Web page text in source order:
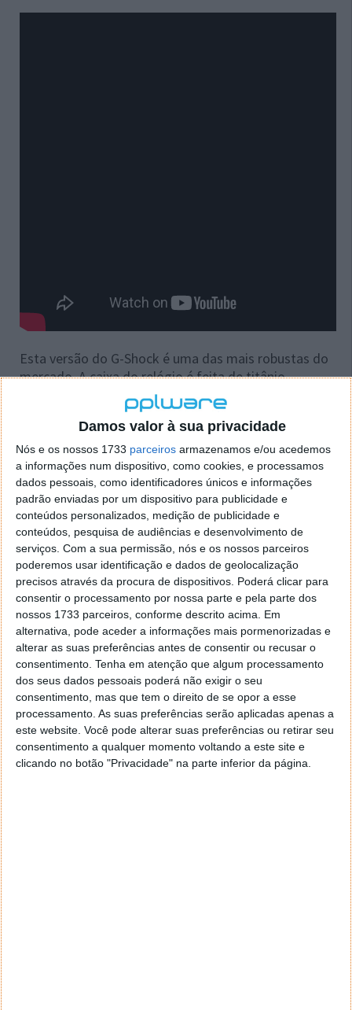
Damos valor à sua privacidade
Nós e os nossos 1733 parceiros armazenamos e/ou acedemos
a informações num dispositivo, como cookies, e processamos
dados pessoais, como identificadores únicos e informações
padrão enviadas por um dispositivo para publicidade e
conteúdos personalizados, medição de publicidade e
conteúdos, pesquisa de audiências e desenvolvimento de
serviços. Com a sua permissão, nós e os nossos parceiros
poderemos usar identificação e dados de geolocalização
precisos através da procura de dispositivos. Poderá clicar para
consentir o processamento por nossa parte e pela parte dos
nossos 1733 parceiros, conforme descrito acima. Em
alternativa, pode aceder a informações mais pormenorizadas e
alterar as suas preferências antes de consentir ou recusar o
consentimento. Tenha em atenção que algum processamento
dos seus dados pessoais poderá não exigir o seu
consentimento, mas que tem o direito de se opor a esse
processamento. As suas preferências serão aplicadas apenas a
este website. Você pode alterar suas preferências ou retirar seu
consentimento a qualquer momento voltando a este site e
clicando no botão "Privacidade" na parte inferior da página.
Esta versão do G-Shock é uma das mais robustas do
mercado. A caixa do relógio é feita de titânio,
resistente a choques e o dispositivo suporta a
pressão exercida pela água nos mergulhos até 200
metros de profundidade.
Além, desta característica física, o GSW-H1000 inclui
múltiplos sensores como medidor de frequência
cardíaca, de altitude, de pressão do ar e GPS
integrado. Os dados recolhidos em tempo real
podem ser partilhados com a app G-Shock Move.